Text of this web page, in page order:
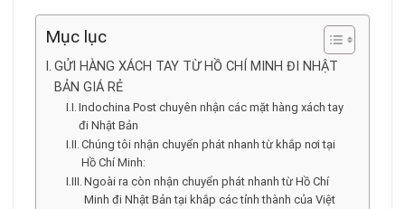
Mục lục
GỬI HÀNG XÁCH TAY TỪ HỒ CHÍ MINH ĐI NHẬT
BẢN GIÁ RẺ
Indochina Post chuyên nhận các mặt hàng xách tay
đi Nhật Bản
Chúng tôi nhận chuyển phát nhanh từ khắp nơi tại
Hồ Chí Minh:
Ngoài ra còn nhận chuyển phát nhanh từ Hồ Chí
Minh đi Nhật Bản tại khắp các tỉnh thành của Việt